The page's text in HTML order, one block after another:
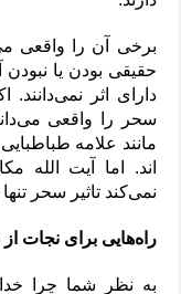
برخی آن را واقعی
حقیقی بودن یا
دارای اثر
سحر را واقعی
مانند علامه
اند. اما آیت الله
نمی‌کند تاثیر سحر
راه‌هایی برای نجات
به نظر شما چرا